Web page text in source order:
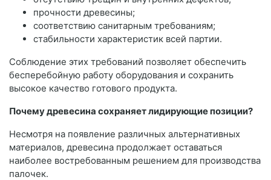
прочности древесины;
соответствию санитарным требованиям;
стабильности характеристик всей партии.
Соблюдение этих требований позволяет обеспечить
бесперебойную работу оборудования и сохранить
высокое качество готового продукта.
Почему древесина сохраняет лидирующие позиции?
Несмотря на появление различных альтернативных
материалов, древесина продолжает оставаться
наиболее востребованным решением для производства
палочек.